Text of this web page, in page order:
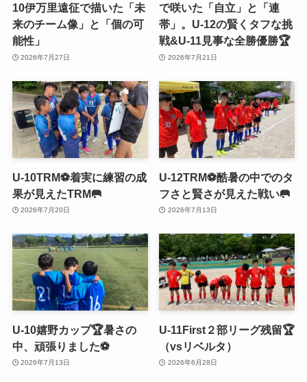
10伊万里遠征で描いた「未
来のチーム像」と「個の可
能性」
2026年7月27日
で咲いた「自立」と「連
帯」。U-12の賢くタフな挑
戦&U-11見事な全勝優勝🏆
2026年7月21日
U-10TRM⚽️着実に練習の成
果が見えたTRM🥅
2026年7月20日
U-12TRM⚽️酷暑の中でのタ
フさと賢さが見えた戦い🥅
2026年7月13日
U-10嬉野カップ🏆暑さの
中、頑張りました⚽️
2026年7月13日
U-11First２部リーグ残留🏆
（vsリベルタ）
2026年6月28日